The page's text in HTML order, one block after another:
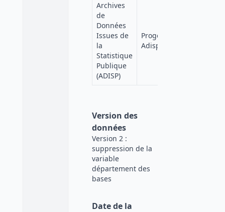
Archives
de
Données
Issues de
la
Statistique
Publique
(ADISP)
Progedo-
Adisp
Version des
données
Version 2 :
suppression de la
variable
département des
bases
Date de la